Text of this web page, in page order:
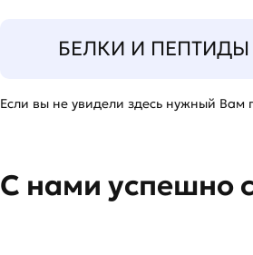
БЕЛКИ И ПЕПТИДЫ
Если вы не увидели здесь нужный Вам
С нами успешно